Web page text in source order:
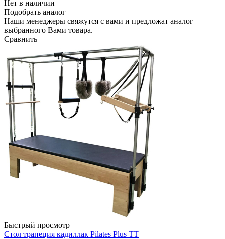
Нет в наличии
Подобрать аналог
Наши менеджеры свяжутся с вами и предложат аналог
выбранного Вами товара.
Сравнить
Быстрый просмотр
Стол трапеция кадиллак Pilates Plus TT